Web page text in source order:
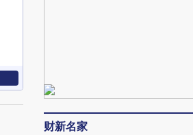
财新名家